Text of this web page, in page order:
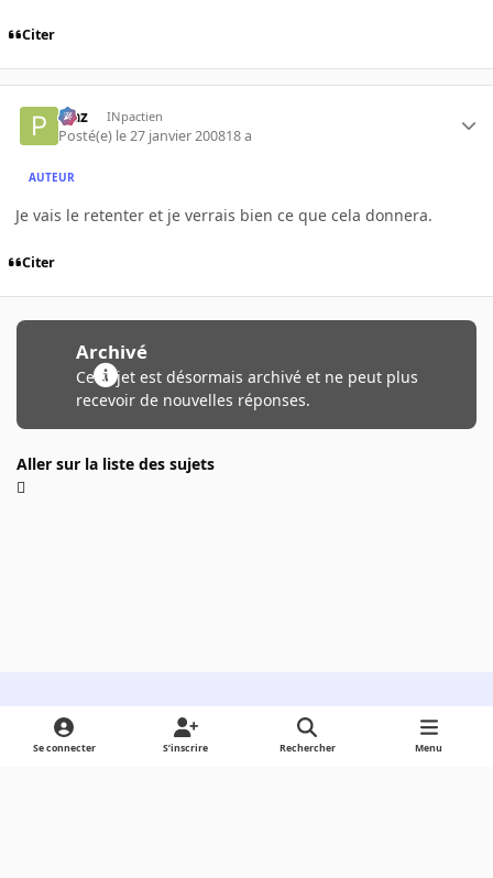
Citer
P'az INpactien
Posté(e) le 27 janvier 200818 a
AUTEUR
Je vais le retenter et je verrais bien ce que cela donnera.
Citer
Archivé
Ce sujet est désormais archivé et ne peut plus
recevoir de nouvelles réponses.
Aller sur la liste des sujets
Light ModeDark ModeSystem Preference
Se connecter S’inscrire Rechercher Menu